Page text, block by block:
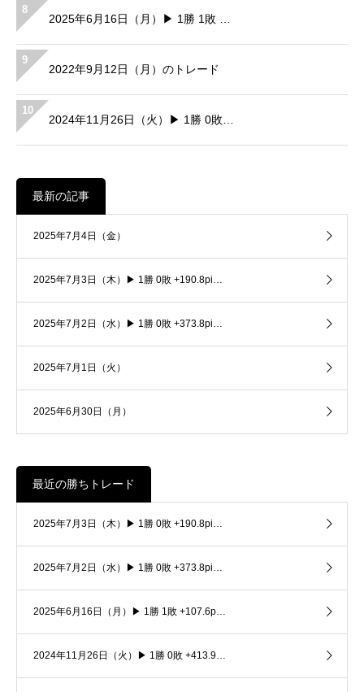
8
2025年6月16日（月）▶ 1勝 1敗 …
9
2022年9月12日（月）のトレード
10
2024年11月26日（火）▶ 1勝 0敗…
最新の記事
2025年7月4日（金）
2025年7月3日（木）▶ 1勝 0敗 +190.8pi…
2025年7月2日（水）▶ 1勝 0敗 +373.8pi…
2025年7月1日（火）
2025年6月30日（月）
最近の勝ちトレード
2025年7月3日（木）▶ 1勝 0敗 +190.8pi…
2025年7月2日（水）▶ 1勝 0敗 +373.8pi…
2025年6月16日（月）▶ 1勝 1敗 +107.6p…
2024年11月26日（火）▶ 1勝 0敗 +413.9…